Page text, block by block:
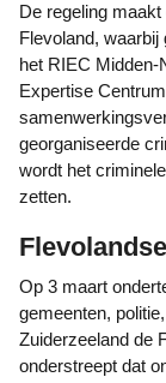
De regeling maakt deel uit van een gezamenlijke aanpak in
Flevoland,
het RIEC Midden-
Expertise
georganiseerde
wordt het
zetten.
Op 3 maart ondertekenden de provincie, alle Flevolandse
gemeenten,
Zuiderzeeland de
onderstreept dat